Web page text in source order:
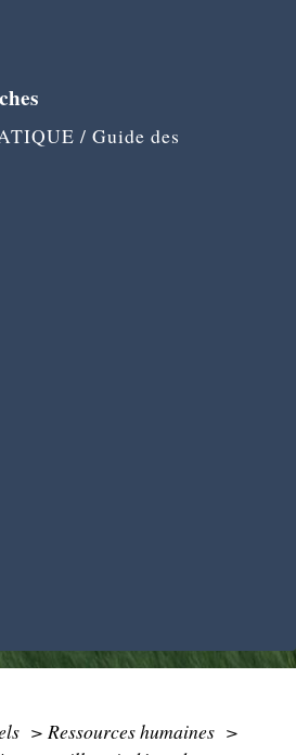
/ Guide des
> Ressources humaines >